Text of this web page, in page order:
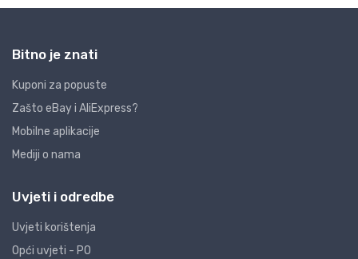
Bitno je znati
Kuponi za popuste
Zašto eBay i AliExpress?
Mobilne aplikacije
Mediji o nama
Uvjeti i odredbe
Uvjeti korištenja
Opći uvjeti - PO